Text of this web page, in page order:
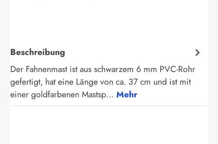
Beschreibung
Der Fahnenmast ist aus schwarzem 6 mm PVC-Rohr
gefertigt, hat eine Länge von ca. 37 cm und ist mit
einer goldfarbenen Mastsp… Mehr